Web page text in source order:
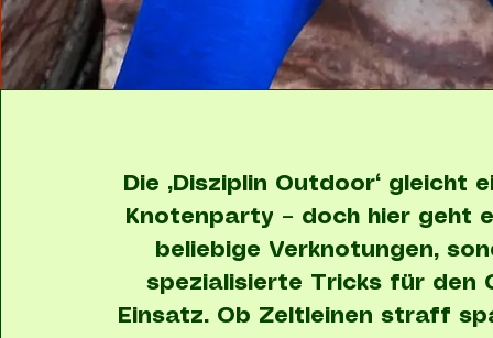
Die „Disziplin Outdoor“ gleicht
Knotenparty – doch hier geht
beliebige Verknotungen,
spezialisierte Tricks für den
Einsatz. Ob Zeltleinen straff